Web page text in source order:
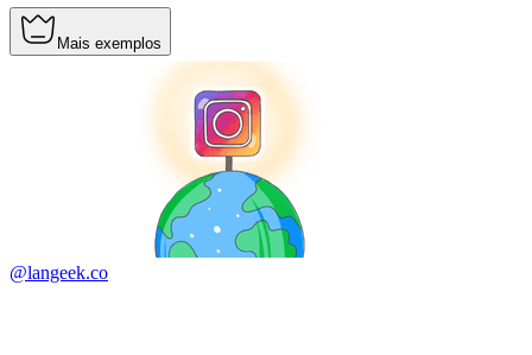
Mais exemplos
@langeek.co